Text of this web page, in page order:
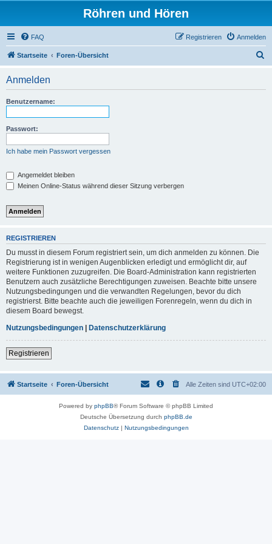
Röhren und Hören
FAQ Anmelden
Registrieren
Startseite Foren-Übersicht
Anmelden
Benutzername:
Passwort:
Ich habe mein Passwort vergessen
Angemeldet bleiben
Meinen Online-Status während dieser Sitzung verbergen
REGISTRIEREN
Du musst in diesem Forum registriert sein, um dich anmelden zu können. Die
Registrierung ist in wenigen Augenblicken erledigt und ermöglicht dir, auf
weitere Funktionen zuzugreifen. Die Board-Administration kann registrierten
Benutzern auch zusätzliche Berechtigungen zuweisen. Beachte bitte unsere
Nutzungsbedingungen und die verwandten Regelungen, bevor du dich
registrierst. Bitte beachte auch die jeweiligen Forenregeln, wenn du dich in
diesem Board bewegst.
Nutzungsbedingungen | Datenschutzerklärung
Registrieren
Startseite Foren-Übersicht Alle Zeiten sind UTC+02:00
Powered by phpBB® Forum Software © phpBB Limited
Deutsche Übersetzung durch phpBB.de
Datenschutz| Nutzungsbedingungen